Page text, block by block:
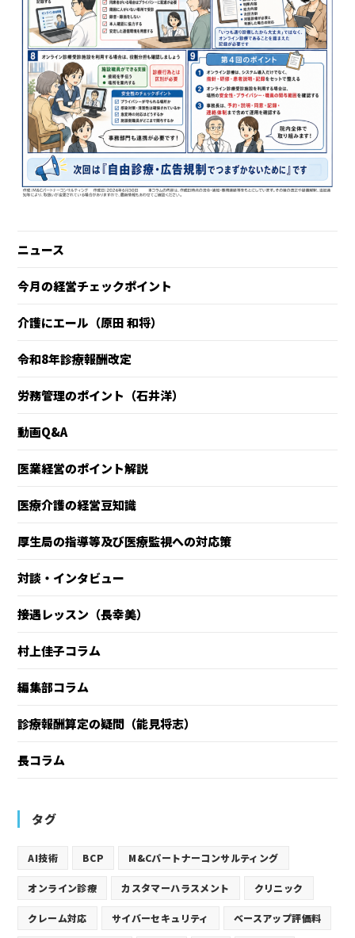
ニュース
今月の経営チェックポイント
介護にエール（原田 和将）
令和8年診療報酬改定
労務管理のポイント（石井洋）
動画Q&A
医業経営のポイント解説
医療介護の経営豆知識
厚生局の指導等及び医療監視への対応策
対談・インタビュー
接遇レッスン（長幸美）
村上佳子コラム
編集部コラム
診療報酬算定の疑問（能見将志）
長コラム
タグ
AI技術 BCP M&Cパートナーコンサルティング
オンライン診療 カスタマーハラスメント クリニック
クレーム対応 サイバーセキュリティ ベースアップ評価料